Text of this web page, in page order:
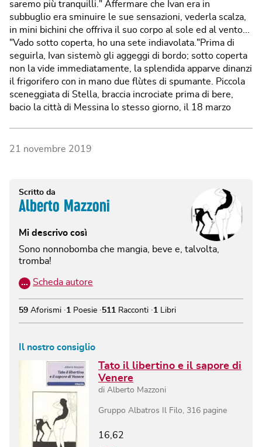
21 novembre 2019
Scritto da
Alberto Mazzoni
Mi descrivo così
Sono nonnobomba che mangia, beve e, talvolta,
tromba!
… Scheda autore
59 Aforismi 1 Poesie 511 Racconti 1 Libri
Il nostro consiglio
Tato il libertino e il sapore di
Venere
di Alberto Mazzoni
Gruppo Albatros Il Filo 316 pagine
16,62